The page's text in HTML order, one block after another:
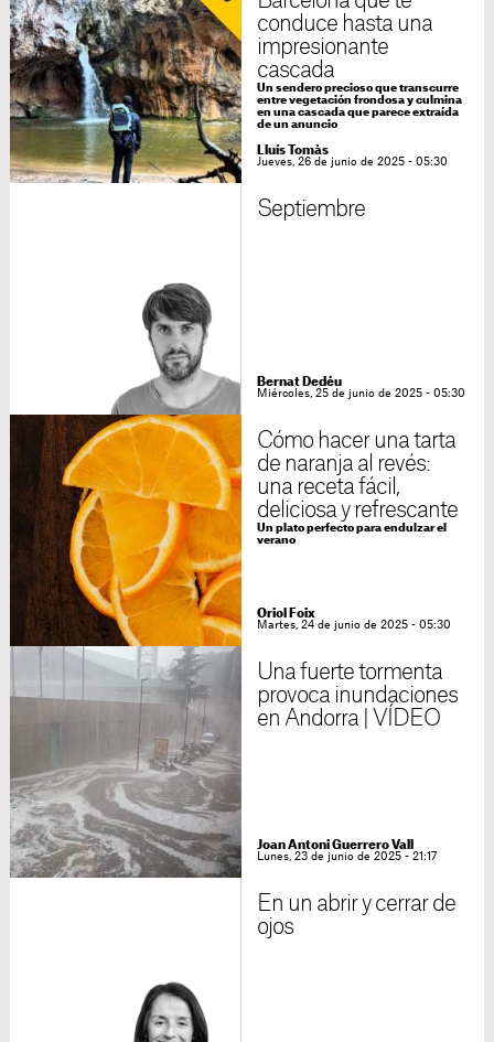
conduce hasta una
impresionante
cascada
Un sendero precioso que transcurre
entre vegetación frondosa y culmina
en una cascada que parece extraída
de un anuncio
Lluís Tomàs
Jueves, 26 de junio de 2025 - 05:30
Septiembre
Bernat Dedéu
Miércoles, 25 de junio de 2025 - 05:30
Cómo hacer una tarta
de naranja al revés:
una receta fácil,
deliciosa y refrescante
Un plato perfecto para endulzar el
verano
Oriol Foix
Martes, 24 de junio de 2025 - 05:30
Una fuerte tormenta
provoca inundaciones
en Andorra | VÍDEO
Joan Antoni Guerrero Vall
Lunes, 23 de junio de 2025 - 21:17
En un abrir y cerrar de
ojos